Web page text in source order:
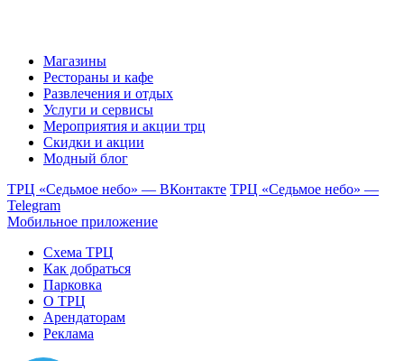
Магазины
Рестораны и кафе
Развлечения и отдых
Услуги и сервисы
Мероприятия и акции трц
Скидки и акции
Модный блог
ТРЦ «Седьмое небо» — ВКонтакте ТРЦ «Седьмое небо» —
Telegram
Мобильное приложение
Схема ТРЦ
Как добраться
Парковка
О ТРЦ
Арендаторам
Реклама